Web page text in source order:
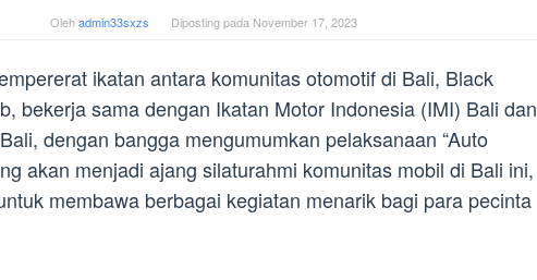
Olehadmin33sxzs Diposting pada November 17, 2023
ikatan antara komunitas otomotif di Bali, Black
bekerja sama dengan Ikatan Motor Indonesia (IMI) Bali dan
dengan bangga mengumumkan pelaksanaan “Auto
akan menjadi ajang silaturahmi komunitas mobil di Bali ini,
membawa berbagai kegiatan menarik bagi para pecinta